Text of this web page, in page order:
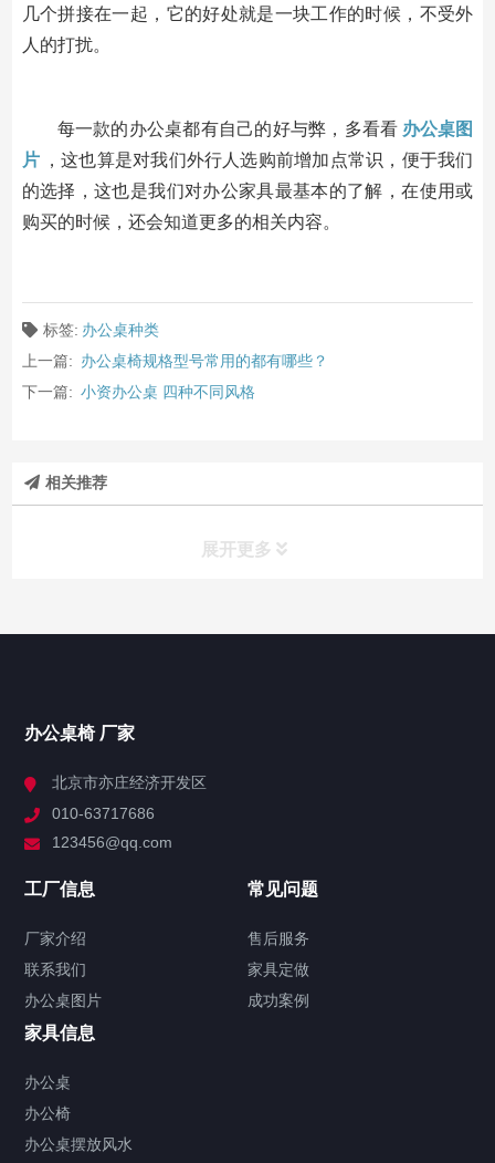
几个拼接在一起，它的好处就是一块工作的时候，不受外
人的打扰。
每一款的办公桌都有自己的好与弊，多看看 办公桌图
片 ，这也算是对我们外行人选购前增加点常识，便于我们
的选择，这也是我们对办公家具最基本的了解，在使用或
购买的时候，还会知道更多的相关内容。
标签: 办公桌种类
上一篇: 办公桌椅规格型号常用的都有哪些？
下一篇: 小资办公桌 四种不同风格
相关推荐
展开更多
大班台 主管桌
屏风办公隔断
办公屏风隔断 屏风高隔断
办公会议桌 折叠会议桌
文件柜
办公文件柜
办公沙发
办公椅
老板椅 办公椅
办公桌椅 厂家
北京市亦庄经济开发区
010-63717686
123456@qq.com
工厂信息
厂家介绍
联系我们
办公桌图片
常见问题
售后服务
家具定做
成功案例
家具信息
办公桌
办公椅
办公桌摆放风水